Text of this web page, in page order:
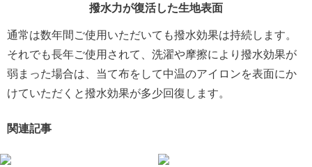
撥水力が復活した生地表面
通常は数年間ご使用いただいても撥水効果は持続します。
それでも長年ご使用されて、洗濯や摩擦により撥水効果が
弱まった場合は、当て布をして中温のアイロンを表面にか
けていただくと撥水効果が多少回復します。
関連記事